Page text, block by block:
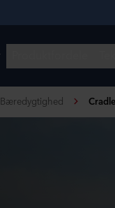
Bæredygtighed